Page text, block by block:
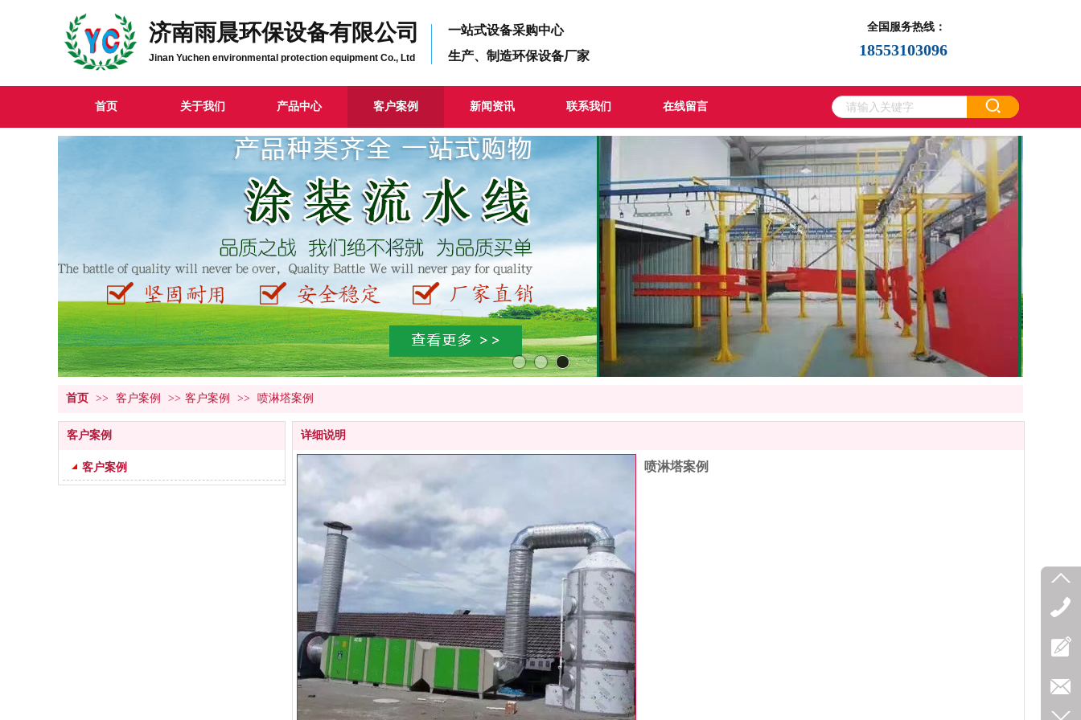
全国服务热线：
一站式设备采购中心
生产、制造环保设备厂家
济南雨晨环保设备有限公司
Jinan Yuchen environmental protection equipment Co., Ltd 18553103096
首页 关于我们 产品中心 客户案例 新闻资讯 联系我们 在线留言
首页 >> 客户案例 >> 客户案例 >> 喷淋塔案例
客户案例
客户案例
详细说明
喷淋塔案例